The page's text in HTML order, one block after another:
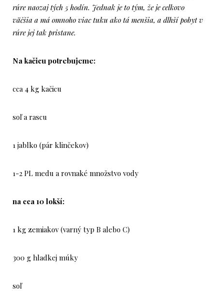
rúre naozaj tých 5 hodín. Jednak je to tým, že je celkovo
väčšia a má omnoho viac tuku ako tá menšia, a dlhší pobyt v
rúre jej tak pristane.
Na kačicu potrebujeme:
cca 4 kg kačicu
soľ a rascu
1 jablko (pár klinčekov)
1-2 PL medu a rovnaké množstvo vody
na cca 10 lokší:
1 kg zemiakov (varný typ B alebo C)
300 g hladkej múky
soľ